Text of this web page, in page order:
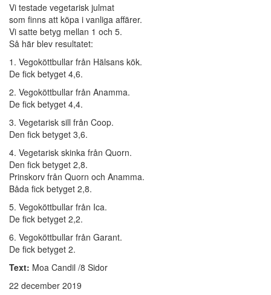
Vi testade vegetarisk julmat
som finns att köpa i vanliga affärer.
Vi satte betyg mellan 1 och 5.
Så här blev resultatet:
1. Vegoköttbullar från Hälsans kök.
De fick betyget 4,6.
2. Vegoköttbullar från Anamma.
De fick betyget 4,4.
3. Vegetarisk sill från Coop.
Den fick betyget 3,6.
4. Vegetarisk skinka från Quorn.
Den fick betyget 2,8.
Prinskorv från Quorn och Anamma.
Båda fick betyget 2,8.
5. Vegoköttbullar från Ica.
De fick betyget 2,2.
6. Vegoköttbullar från Garant.
De fick betyget 2.
Text: Moa Candil /8 Sidor
22 december 2019